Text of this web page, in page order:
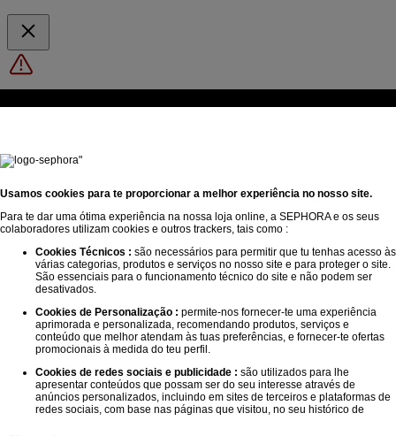
Ocorreu um erro técnico. Tenta novamente mais tarde.
Um e-mail com o seu número de cartão acaba de ser enviado para si.
Um código já foi enviado. Aguarda15 segundose poderás pedir
outro código.
Usamos cookies para te proporcionar a melhor experiência no nosso site.
Para te dar uma ótima experiência na nossa loja online, a SEPHORA e os seus
colaboradores utilizam cookies e outros trackers, tais como :
Cookies Técnicos : são necessários para permitir que tu tenhas acesso às
várias categorias, produtos e serviços no nosso site e para proteger o site.
São essenciais para o funcionamento técnico do site e não podem ser
desativados.
Cookies de Personalização : permite-nos fornecer-te uma experiência
aprimorada e personalizada, recomendando produtos, serviços e
conteúdo que melhor atendam às tuas preferências, e fornecer-te ofertas
promocionais à medida do teu perfil.
Cookies de redes sociais e publicidade : são utilizados para lhe
apresentar conteúdos que possam ser do seu interesse através de
anúncios personalizados, incluindo em sites de terceiros e plataformas de
redes sociais, com base nas páginas que visitou, no seu histórico de